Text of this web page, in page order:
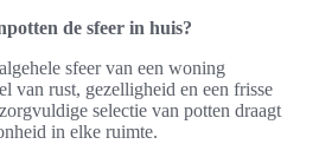
de sfeer in huis?
sfeer van een woning
van rust, gezelligheid en een frisse
selectie van potten draagt
in elke ruimte.